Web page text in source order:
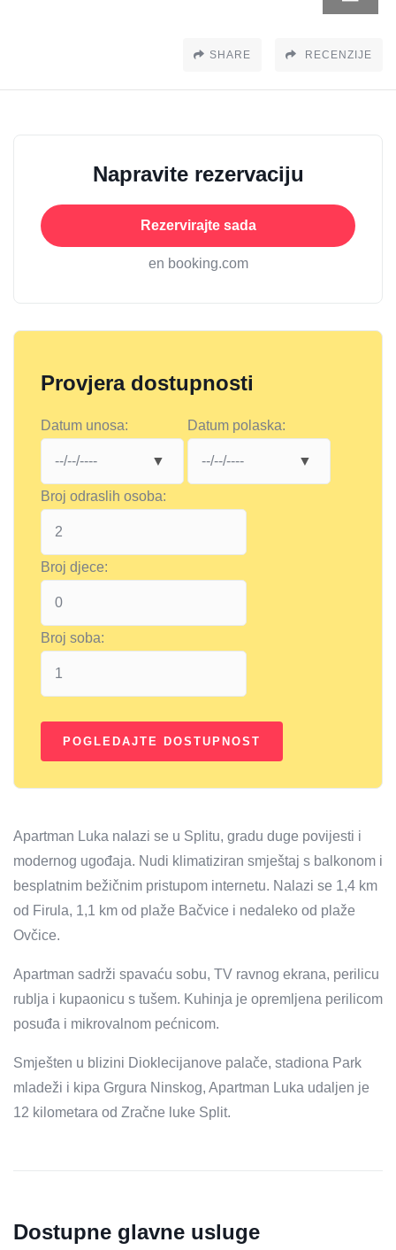
SHARE RECENZIJE
Napravite rezervaciju
Rezervirajte sada
en booking.com
Provjera dostupnosti
Datum unosa: Datum polaska:
Broj odraslih osoba:
Broj djece:
Broj soba:
Apartman Luka nalazi se u Splitu, gradu duge povijesti i
modernog ugođaja. Nudi klimatiziran smještaj s balkonom i
besplatnim bežičnim pristupom internetu. Nalazi se 1,4 km
od Firula, 1,1 km od plaže Bačvice i nedaleko od plaže
Ovčice.
Apartman sadrži spavaću sobu, TV ravnog ekrana, perilicu
rublja i kupaonicu s tušem. Kuhinja je opremljena perilicom
posuđa i mikrovalnom pećnicom.
Smješten u blizini Dioklecijanove palače, stadiona Park
mladeži i kipa Grgura Ninskog, Apartman Luka udaljen je
12 kilometara od Zračne luke Split.
Dostupne glavne usluge